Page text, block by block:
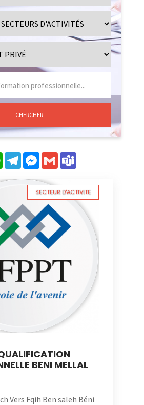
CHERCHER
WhatsAppTelegramMessenger
Gmail
SECTEUR D'ACTIVITE
BENI MELLAL
Vers Fqih Ben saleh Béni